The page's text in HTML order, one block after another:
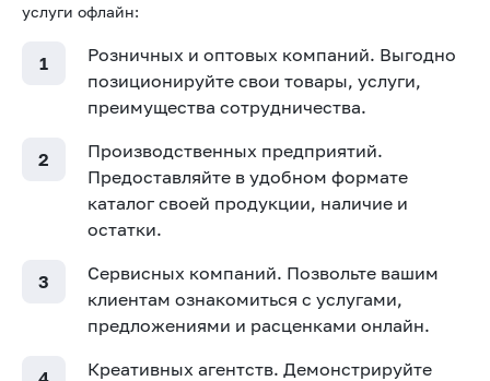
услуги офлайн:
Розничных и оптовых компаний. Выгодно
позиционируйте свои товары, услуги,
преимущества сотрудничества.
Производственных предприятий.
Предоставляйте в удобном формате
каталог своей продукции, наличие и
остатки.
Сервисных компаний. Позвольте вашим
клиентам ознакомиться с услугами,
предложениями и расценками онлайн.
Креативных агентств. Демонстрируйте